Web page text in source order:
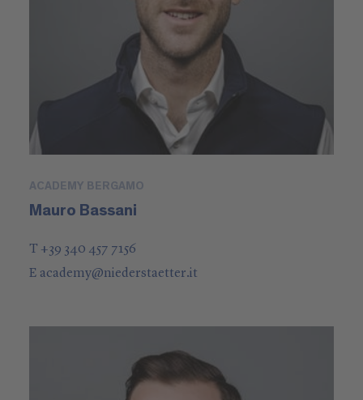
ACADEMY BERGAMO
Mauro Bassani
T +39 340 457 7156
E academy@niederstaetter.it